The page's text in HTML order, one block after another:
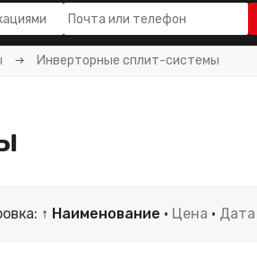
Инверторные сплит-системы
↑ Наименование · Цена ·